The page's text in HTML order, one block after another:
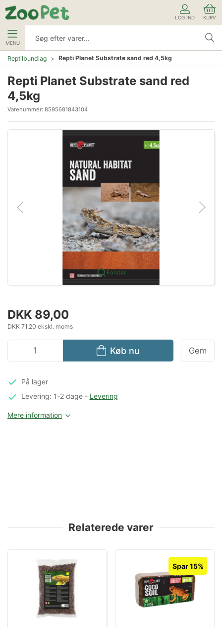
LOG IND KURV
MENU
Reptilbundlag Repti Planet Substrate sand red 4,5kg
Repti Planet Substrate sand red
4,5kg
Varenummer: 8595681843104
Forstør
DKK 89,00
DKK 71,20 ekskl. moms
Køb nu Gem
På lager
Levering: 1-2 dage- Levering
Mere information
Relaterede varer
Spar 15%